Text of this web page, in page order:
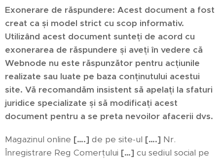
Exonerare de răspundere: Acest document a fost
creat ca și model strict cu scop informativ.
Utilizând acest document sunteți de acord cu
exonerarea de răspundere și aveți în vedere că
Webnode nu este răspunzător pentru acțiunile
realizate sau luate pe baza conținutului acestui
site. Vă recomandăm insistent să apelați la sfaturi
juridice specializate și să modificați acest
document pentru a se preta nevoilor afacerii dvs.
Magazinul online [….] de pe site-ul [….] Nr.
Înregistrare Reg Comerțului […] cu sediul social pe